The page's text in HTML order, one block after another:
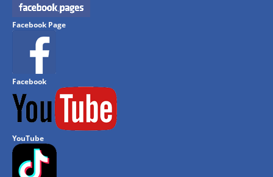
Facebook Page
Facebook
YouTube